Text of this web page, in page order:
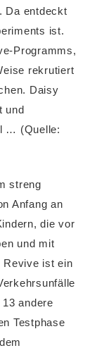
Da entdeckt
ist.
Programms,
rekrutiert
Daisy
und
… (Quelle:
streng
Anfang an
die vor
und mit
Revive ist ein
andere
Testphase